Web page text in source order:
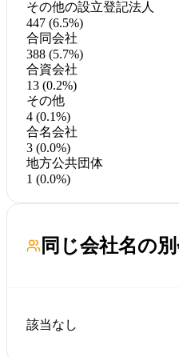
その他の設立登記法人
447 (6.5%)
合同会社
388 (5.7%)
合資会社
13 (0.2%)
その他
4 (0.1%)
合名会社
3 (0.0%)
地方公共団体
1 (0.0%)
同じ会社名の
該当なし